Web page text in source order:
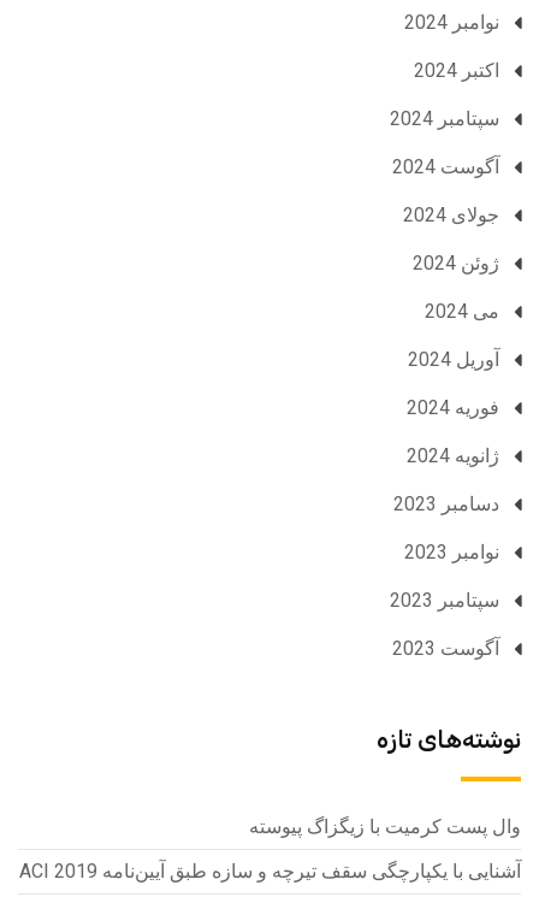
نوامبر 2024
اکتبر 2024
سپتامبر 2024
آگوست 2024
جولای 2024
ژوئن 2024
می 2024
آوریل 2024
فوریه 2024
ژانویه 2024
دسامبر 2023
نوامبر 2023
سپتامبر 2023
آگوست 2023
نوشته‌های تازه
وال پست کرمیت با زیگزاگ پیوسته
آشنایی با یکپارچگی سقف تیرچه و سازه طبق آیین‌نامه ACI 2019